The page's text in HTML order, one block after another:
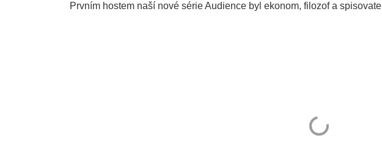
Prvním hostem naší nové série Audience byl ekonom, filozof a spisovatel